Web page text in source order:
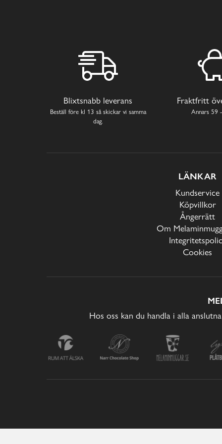
Blixtsnabb leverans
Beställ före kl 13 så skickar vi samma
dag.
Fraktfritt
Annars 59
LÄNKAR
Kundservice
Köpvillkor
Ångerrätt
Om
Cookies
Hos oss kan du handla i alla